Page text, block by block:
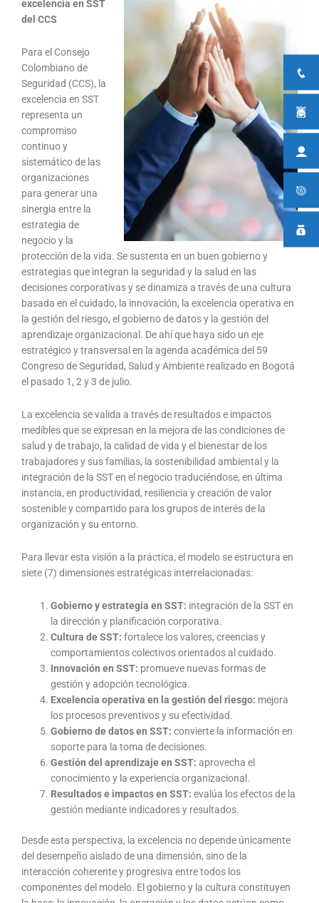
excelencia en SST
del CCS
Para el Consejo
Colombiano de
Seguridad (CCS), la
excelencia en SST
representa un
compromiso
continuo y
sistemático de las
organizaciones
para generar una
sinergia entre la
estrategia de
negocio y la
protección de la vida. Se sustenta en un buen gobierno y
estrategias que integran la seguridad y la salud en las
decisiones corporativas y se dinamiza a través de una cultura
basada en el cuidado, la innovación, la excelencia operativa en
la gestión del riesgo, el gobierno de datos y la gestión del
aprendizaje organizacional. De ahí que haya sido un eje
estratégico y transversal en la agenda académica del 59
Congreso de Seguridad, Salud y Ambiente realizado en Bogotá
el pasado 1, 2 y 3 de julio.
La excelencia se valida a través de resultados e impactos
medibles que se expresan en la mejora de las condiciones de
salud y de trabajo, la calidad de vida y el bienestar de los
trabajadores y sus familias, la sostenibilidad ambiental y la
integración de la SST en el negocio traduciéndose, en última
instancia, en productividad, resiliencia y creación de valor
sostenible y compartido para los grupos de interés de la
organización y su entorno.
Para llevar esta visión a la práctica, el modelo se estructura en
siete (7) dimensiones estratégicas interrelacionadas:
Gobierno y estrategia en SST: integración de la SST en
la dirección y planificación corporativa.
Cultura de SST:fortalece los valores, creencias y
comportamientos colectivos orientados al cuidado.
Innovación en SST: promueve nuevas formas de
gestión y adopción tecnológica.
Excelencia operativa en la gestión del riesgo: mejora
los procesos preventivos y su efectividad.
Gobierno de datos en SST:convierte la información en
soporte para la toma de decisiones.
Gestión del aprendizaje en SST:aprovecha el
conocimiento y la experiencia organizacional.
Resultados e impactos en SST:evalúa los efectos de la
gestión mediante indicadores y resultados.
Desde esta perspectiva, la excelencia no depende únicamente
del desempeño aislado de una dimensión, sino de la
interacción coherente y progresiva entre todos los
componentes del modelo. El gobierno y la cultura constituyen